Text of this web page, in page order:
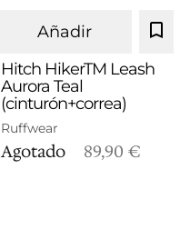
Añadir
Hitch HikerTM Leash
Aurora Teal
(cinturón+correa)
Ruffwear
Agotado 89,90 €